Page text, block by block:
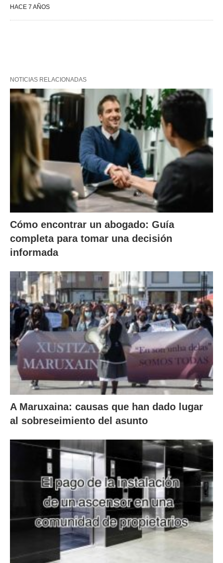
HACE 7 AÑOS
NOTICIAS RELACIONADAS
Cómo encontrar un abogado: Guía
completa para tomar una decisión
informada
A Maruxaina: causas que han dado lugar
al sobreseimiento del asunto